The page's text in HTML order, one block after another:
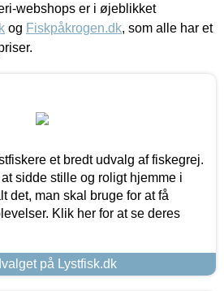
webshops er i øjeblikket
og Fiskpåkrogen.dk, som alle har et
et bredt udvalg af fiskegrej.
sidde stille og roligt hjemme i
det, man skal bruge for at få
Klik her for at se deres
på Lystfisk.dk